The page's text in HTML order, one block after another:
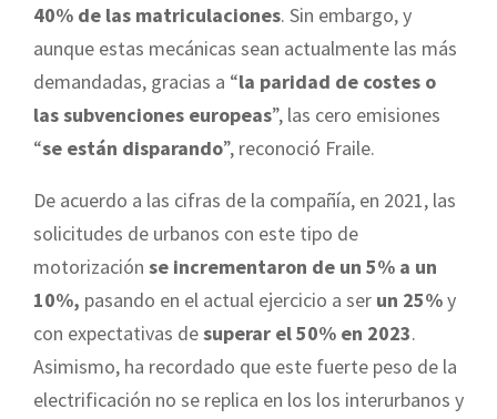
40% de las matriculaciones. Sin embargo, y
aunque estas mecánicas sean actualmente las más
demandadas, gracias a “la paridad de costes o
las subvenciones europeas”, las cero emisiones
“se están disparando”, reconoció Fraile.
De acuerdo a las cifras de la compañía, en 2021, las
solicitudes de urbanos con este tipo de
motorización se incrementaron de un 5% a un
10%, pasando en el actual ejercicio a ser un 25%y
con expectativas desuperar el 50% en 2023.
Asimismo, ha recordado que este fuerte peso de la
electrificación no se replica en los los interurbanos y